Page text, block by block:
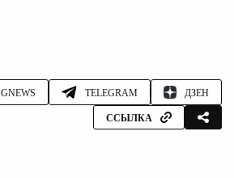
GNEWS TELEGRAM ДЗЕН
ССЫЛКА